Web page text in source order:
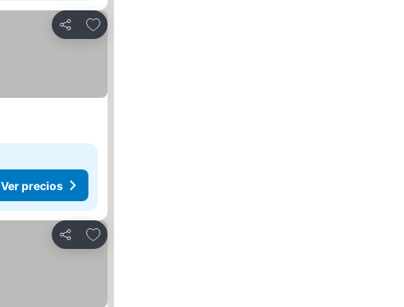
Compartir
Agregar a favoritos
Ver precios
Compartir
Agregar a favoritos